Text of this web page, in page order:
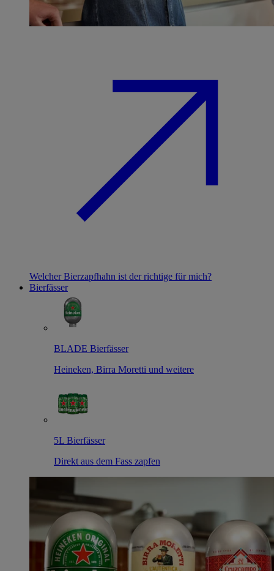
Welcher Bierzapfhahn ist der richtige für mich?
Bierfässer
BLADE Bierfässer
Heineken, Birra Moretti und weitere
5L Bierfässer
Direkt aus dem Fass zapfen